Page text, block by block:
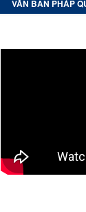
VĂN BẢN PHÁP